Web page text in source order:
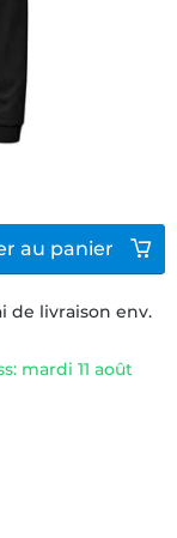
de livraison env.
mardi 11 août
au panier